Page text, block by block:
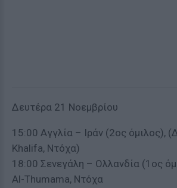
Δευτέρα 21 Νοεμβρίου
15:00 Αγγλία – Ιράν (2ος όμιλος),
Khalifa, Ντόχα)
18:00 Σενεγάλη – Ολλανδία (1ος
Al-Thumama, Ντόχα